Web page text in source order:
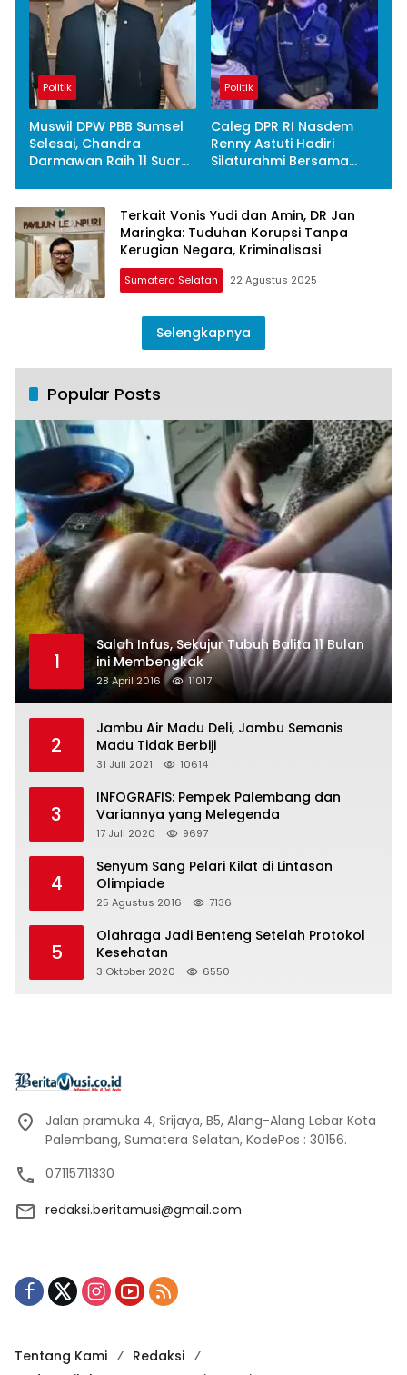
Politik
Muswil DPW PBB Sumsel
Selesai, Chandra
Darmawan Raih 11 Suara
Politik
Caleg DPR RI Nasdem
Renny Astuti Hadiri
Silaturahmi Bersama
Terkait Vonis Yudi dan Amin, DR Jan
Maringka: Tuduhan Korupsi Tanpa
Kerugian Negara, Kriminalisasi
Sumatera Selatan 22 Agustus 2025
Selengkapnya
Popular Posts
1
Salah Infus, Sekujur Tubuh Balita 11 Bulan
ini Membengkak
28 April 2016 11017
2
Jambu Air Madu Deli, Jambu Semanis
Madu Tidak Berbiji
31 Juli 2021 10614
3
INFOGRAFIS: Pempek Palembang dan
Variannya yang Melegenda
17 Juli 2020 9697
4
Senyum Sang Pelari Kilat di Lintasan
Olimpiade
25 Agustus 2016 7136
5
Olahraga Jadi Benteng Setelah Protokol
Kesehatan
3 Oktober 2020 6550
Jalan pramuka 4, Srijaya, B5, Alang-Alang Lebar Kota
Palembang, Sumatera Selatan, KodePos : 30156.
07115711330
redaksi.beritamusi@gmail.com
Tentang Kami
Redaksi